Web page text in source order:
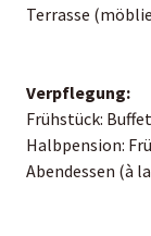
Terrasse
Verpflegung:
Frühstück:
Halbpension:
Abendessen (à